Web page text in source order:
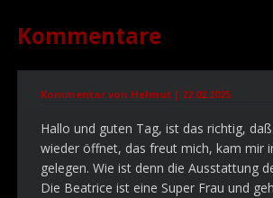
Kommentare
Kommentar von Helmut | 22.02.2025
Hallo und guten Tag, ist das richtig,
wieder öffnet, das freut mich, kam mir
gelegen. Wie ist denn die Ausstattung
Die Beatrice ist eine Super Frau und